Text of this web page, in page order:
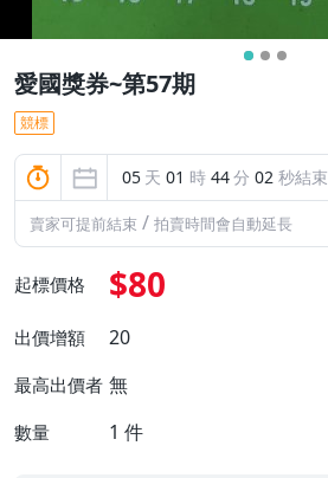
愛國獎券~第57期
競標
05 天 01 時 44分 01 秒結束
賣家可提前結束 / 拍賣時間會自動延長
起標價格 $80
出價增額 20
最高出價者 無
數量 1 件